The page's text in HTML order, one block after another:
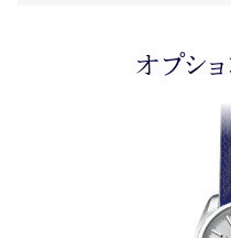
オプショ